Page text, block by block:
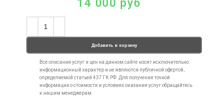
14 000 руб
Добавить в корзину
Все описания услуг и цен на данном сайте носят исключительно
информационный характер и не являются публичной офертой,
определяемой статьей 437 ГК РФ. Для получения точной
информации о стоимости и условиях оказания услуг обращайтесь
к нашим менеджерам.